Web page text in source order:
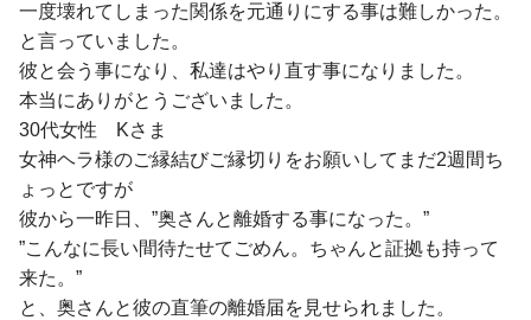
一度壊れてしまった関係を元通りにする事は難しかった。
と言っていました。
彼と会う事になり、私達はやり直す事になりました。
本当にありがとうございました。
30代女性 Kさま
女神ヘラ様のご縁結びご縁切りをお願いしてまだ2週間ち
ょっとですが
彼から一昨日、”奥さんと離婚する事になった。”
”こんなに長い間待たせてごめん。ちゃんと証拠も持って
来た。”
と、奥さんと彼の直筆の離婚届を見せられました。